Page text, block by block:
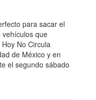
para sacar el
que
No Circula
de México y en
el segundo sábado